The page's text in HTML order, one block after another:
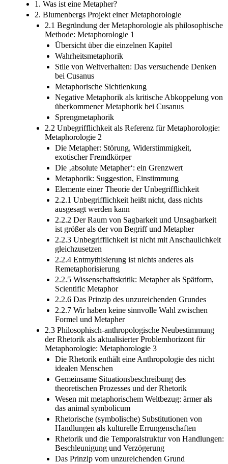
1. Was ist eine Metapher?
2. Blumenbergs Projekt einer Metaphorologie
2.1 Begründung der Metaphorologie als philosophische
Methode: Metaphorologie 1
Übersicht über die einzelnen Kapitel
Wahrheitsmetaphorik
Stile von Weltverhalten: Das versuchende Denken
bei Cusanus
Metaphorische Sichtlenkung
Negative Metaphorik als kritische Abkoppelung von
überkommener Metaphorik bei Cusanus
Sprengmetaphorik
2.2 Unbegrifflichkeit als Referenz für Metaphorologie:
Metaphorologie 2
Die Metapher: Störung, Widerstimmigkeit,
exotischer Fremdkörper
Die ‚absolute Metapher‘: ein Grenzwert
Metaphorik: Suggestion, Einstimmung
Elemente einer Theorie der Unbegrifflichkeit
2.2.1 Unbegrifflichkeit heißt nicht, dass nichts
ausgesagt werden kann
2.2.2 Der Raum von Sagbarkeit und Unsagbarkeit
ist größer als der von Begriff und Metapher
2.2.3 Unbegrifflichkeit ist nicht mit Anschaulichkeit
gleichzusetzen
2.2.4 Entmythisierung ist nichts anderes als
Remetaphorisierung
2.2.5 Wissenschaftskritik: Metapher als Spätform,
Scientific Metaphor
2.2.6 Das Prinzip des unzureichenden Grundes
2.2.7 Wir haben keine sinnvolle Wahl zwischen
Formel und Metapher
2.3 Philosophisch-anthropologische Neubestimmung
der Rhetorik als aktualisierter Problemhorizont für
Metaphorologie: Metaphorologie 3
Die Rhetorik enthält eine Anthropologie des nicht
idealen Menschen
Gemeinsame Situationsbeschreibung des
theoretischen Prozesses und der Rhetorik
Wesen mit metaphorischem Weltbezug: ärmer als
das animal symbolicum
Rhetorische (symbolische) Substitutionen von
Handlungen als kulturelle Errungenschaften
Rhetorik und die Temporalstruktur von Handlungen:
Beschleunigung und Verzögerung
Das Prinzip vom unzureichenden Grund